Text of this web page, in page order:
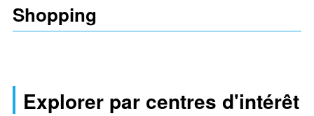
Shopping
Explorer par centres d'intérêt